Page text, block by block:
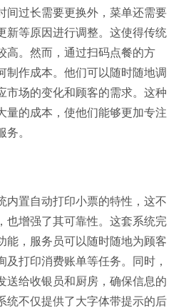
间过长需要更换外，菜单还需要
新等原因进行调整。这使得传统
高。然而，通过扫码点餐的方
制作成本。他们可以随时随地调
市场的变化和顾客的需求。这种
量的成本，使他们能够更加专注
。
内置自动打印小票的特性，这不
也增强了其可靠性。这套系统完
能，服务员可以随时随地为顾客
及打印消费账单等任务。同时，
送给收银员和厨房，确保信息的
统不仅提供了大字体带提示的后